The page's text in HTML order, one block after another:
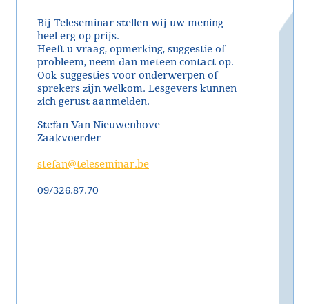
Bij Teleseminar stellen wij uw mening
heel erg op prijs.
Heeft u vraag, opmerking, suggestie of
probleem, neem dan meteen contact op.
Ook suggesties voor onderwerpen of
sprekers zijn welkom. Lesgevers kunnen
zich gerust aanmelden.
Stefan Van Nieuwenhove
Zaakvoerder
stefan@teleseminar.be
09/326.87.70